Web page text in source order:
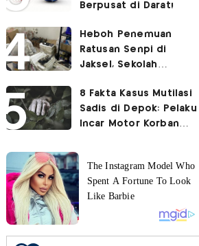
Berpusat di Darat!
Heboh Penemuan
Ratusan Senpi di
Jaksel, Sekolah
Kegiatan Eskul
Menembak
8 Fakta Kasus Mutilasi
Sadis di Depok: Pelaku
Incar Motor Korban